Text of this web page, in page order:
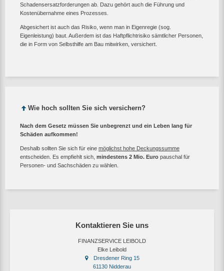
Kontaktieren Sie uns
FINANZSERVICE LEIBOLD
Elke Leibold
Dresdener Ring 15
61130 Nidderau
Schadensersatzforderungen ab. Dazu gehört auch die Führung und
Kostenübernahme eines Prozesses.
Abgesichert ist auch das Risiko, wenn man in Eigenregie (sog.
Eigenleistung) baut. Außerdem ist das Haftpflichtrisiko sämtlicher Personen,
die in Form von Selbsthilfe am Bau mitwirken, versichert.
Wie hoch sollten Sie sich versichern?
Nach dem Gesetz müssen Sie unbegrenzt und ein Leben lang für
Schäden aufkommen!
Deshalb sollten Sie sich für eine möglichst hohe Deckungssumme
entscheiden. Es empfiehlt sich, mindestens 2 Mio. Euro pauschal für
Personen- und Sachschäden zu wählen.